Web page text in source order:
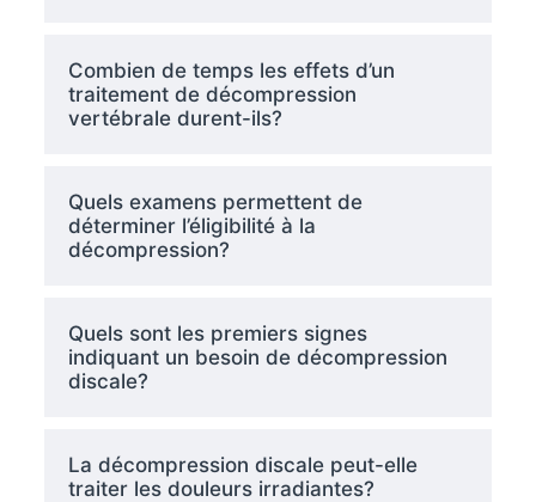
Combien de temps les effets d’un
traitement de décompression
vertébrale durent-ils?
Quels examens permettent de
déterminer l’éligibilité à la
décompression?
Quels sont les premiers signes
indiquant un besoin de décompression
discale?
La décompression discale peut-elle
traiter les douleurs irradiantes?